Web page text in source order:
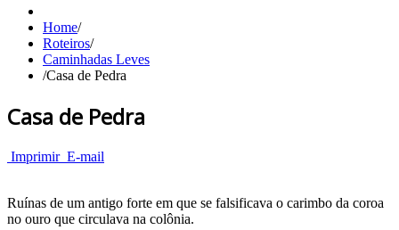
Home/
Roteiros/
Caminhadas Leves
/Casa de Pedra
Casa de Pedra
Imprimir E-mail
Ruínas de um antigo forte em que se falsificava o carimbo da coroa
no ouro que circulava na colônia.